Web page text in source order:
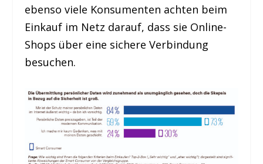
ebenso viele Konsumenten achten beim
Einkauf im Netz darauf, dass sie Online-
Shops über eine sichere Verbindung
besuchen.